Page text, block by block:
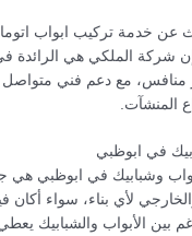
عن خدمة تركيب ابواب
شركة الملكي هي الرائدة
منافس، مع دعم فني
المنشآت.
في ابوظبي
وشبابيك في ابوظبي هي
لأي بناء، سواء أكان
بين الأبواب والشبابيك يعطي